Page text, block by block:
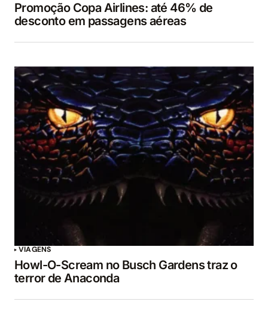
Promoção Copa Airlines: até 46% de
desconto em passagens aéreas
VIAGENS
Howl-O-Scream no Busch Gardens traz o
terror de Anaconda